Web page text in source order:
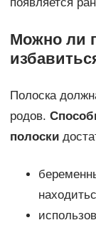
появляется
Можно ли
Полоска
родов.
полоски